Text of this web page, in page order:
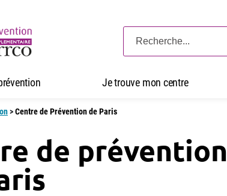
Je trouve mon centre
>Centre de Prévention de Paris
de prévention